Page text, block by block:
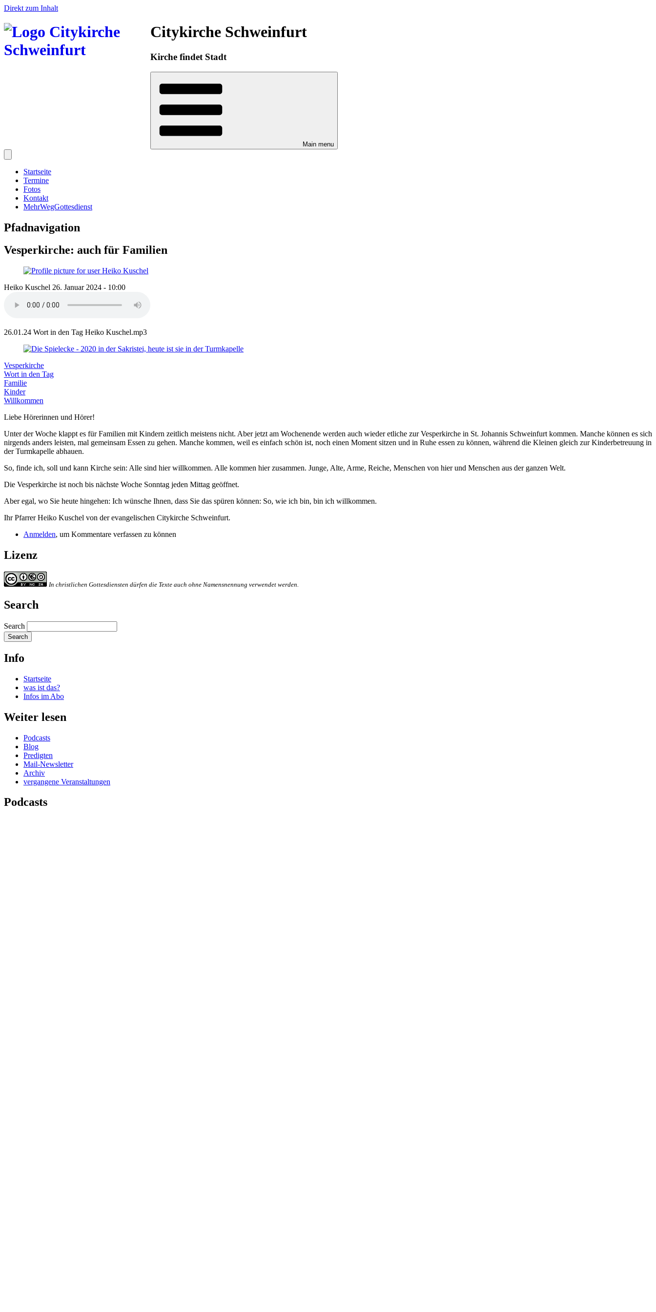
Direkt zum Inhalt
Citykirche Schweinfurt
Kirche findet Stadt
Main menu
Startseite
Termine
Fotos
Kontakt
MehrWegGottesdienst
Pfadnavigation
Vesperkirche: auch für Familien
Heiko Kuschel 26. Januar 2024 - 10:00
26.01.24 Wort in den Tag Heiko Kuschel.mp3
Vesperkirche
Wort in den Tag
Familie
Kinder
Willkommen
Liebe Hörerinnen und Hörer!
Unter der Woche klappt es für Familien mit Kindern zeitlich meistens nicht. Aber jetzt am Wochenende werden auch wieder etliche zur Vesperkirche in St. Johannis Schweinfurt kommen. Manche können es sich
nirgends anders leisten, mal gemeinsam Essen zu gehen. Manche kommen, weil es einfach schön ist, noch einen Moment sitzen und in Ruhe essen zu können, während die Kleinen gleich zur Kinderbetreuung in
der Turmkapelle abhauen.
So, finde ich, soll und kann Kirche sein: Alle sind hier willkommen. Alle kommen hier zusammen. Junge, Alte, Arme, Reiche, Menschen von hier und Menschen aus der ganzen Welt.
Die Vesperkirche ist noch bis nächste Woche Sonntag jeden Mittag geöffnet.
Aber egal, wo Sie heute hingehen: Ich wünsche Ihnen, dass Sie das spüren können: So, wie ich bin, bin ich willkommen.
Ihr Pfarrer Heiko Kuschel von der evangelischen Citykirche Schweinfurt.
Anmelden, um Kommentare verfassen zu können
Lizenz
In christlichen Gottesdiensten dürfen die Texte auch ohne Namensnennung verwendet werden.
Search
Search
Info
Startseite
was ist das?
Infos im Abo
Weiter lesen
Podcasts
Blog
Predigten
Mail-Newsletter
Archiv
vergangene Veranstaltungen
Podcasts